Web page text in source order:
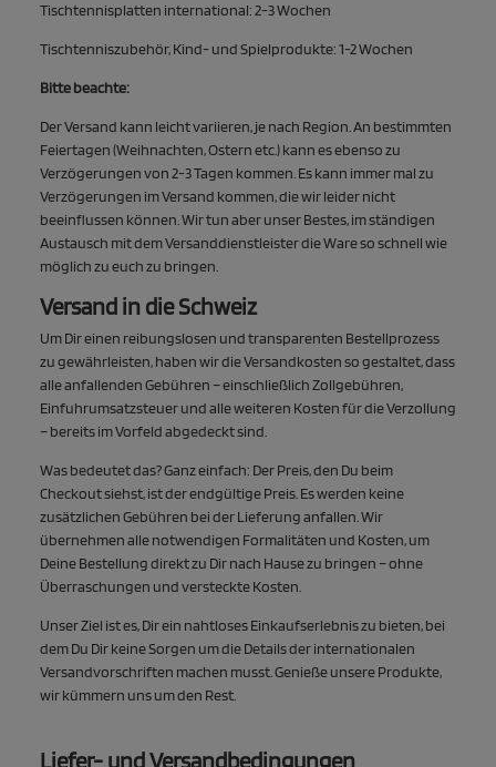
Tischtennisplatten international: 2-3 Wochen
Tischtenniszubehör, Kind- und Spielprodukte: 1-2 Wochen
Bitte beachte:
Der Versand kann leicht variieren, je nach Region. An bestimmten
Feiertagen (Weihnachten, Ostern etc.) kann es ebenso zu
Verzögerungen von 2-3 Tagen kommen. Es kann immer mal zu
Verzögerungen im Versand kommen, die wir leider nicht
beeinflussen können. Wir tun aber unser Bestes, im ständigen
Austausch mit dem Versanddienstleister die Ware so schnell wie
möglich zu euch zu bringen.
Versand in die Schweiz
Um Dir einen reibungslosen und transparenten Bestellprozess
zu gewährleisten, haben wir die Versandkosten so gestaltet, dass
alle anfallenden Gebühren – einschließlich Zollgebühren,
Einfuhrumsatzsteuer und alle weiteren Kosten für die Verzollung
– bereits im Vorfeld abgedeckt sind.
Was bedeutet das? Ganz einfach: Der Preis, den Du beim
Checkout siehst, ist der endgültige Preis. Es werden keine
zusätzlichen Gebühren bei der Lieferung anfallen. Wir
übernehmen alle notwendigen Formalitäten und Kosten, um
Deine Bestellung direkt zu Dir nach Hause zu bringen – ohne
Überraschungen und versteckte Kosten.
Unser Ziel ist es, Dir ein nahtloses Einkaufserlebnis zu bieten, bei
dem Du Dir keine Sorgen um die Details der internationalen
Versandvorschriften machen musst. Genieße unsere Produkte,
wir kümmern uns um den Rest.
Liefer- und Versandbedingungen